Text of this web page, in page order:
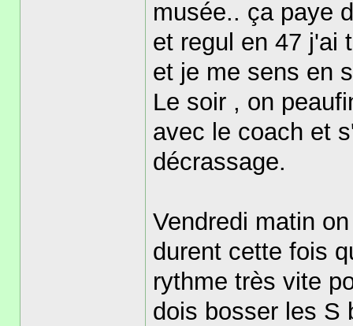
musée.. ça paye
et regul en 47 j'ai
et je me sens en
Le soir , on
avec le coach et
décrassage.
Vendredi matin
durent cette fois
rythme très vite
dois bosser les S